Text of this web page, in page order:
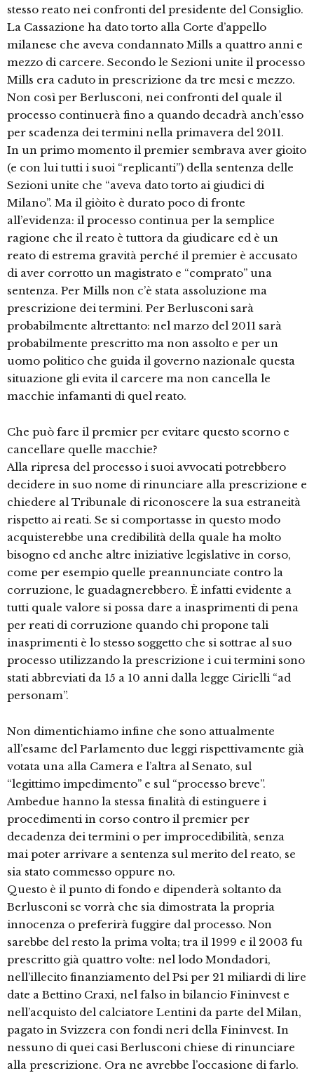
stesso reato nei confronti del presidente del Consiglio.
La Cassazione ha dato torto alla Corte d’appello
milanese che aveva condannato Mills a quattro anni e
mezzo di carcere. Secondo le Sezioni unite il processo
Mills era caduto in prescrizione da tre mesi e mezzo.
Non così per Berlusconi, nei confronti del quale il
processo continuerà fino a quando decadrà anch’esso
per scadenza dei termini nella primavera del 2011.
In un primo momento il premier sembrava aver gioito
(e con lui tutti i suoi “replicanti”) della sentenza delle
Sezioni unite che “aveva dato torto ai giudici di
Milano”. Ma il giòito è durato poco di fronte
all’evidenza: il processo continua per la semplice
ragione che il reato è tuttora da giudicare ed è un
reato di estrema gravità perché il premier è accusato
di aver corrotto un magistrato e “comprato” una
sentenza. Per Mills non c’è stata assoluzione ma
prescrizione dei termini. Per Berlusconi sarà
probabilmente altrettanto: nel marzo del 2011 sarà
probabilmente prescritto ma non assolto e per un
uomo politico che guida il governo nazionale questa
situazione gli evita il carcere ma non cancella le
macchie infamanti di quel reato.
Che può fare il premier per evitare questo scorno e
cancellare quelle macchie?
Alla ripresa del processo i suoi avvocati potrebbero
decidere in suo nome di rinunciare alla prescrizione e
chiedere al Tribunale di riconoscere la sua estraneità
rispetto ai reati. Se si comportasse in questo modo
acquisterebbe una credibilità della quale ha molto
bisogno ed anche altre iniziative legislative in corso,
come per esempio quelle preannunciate contro la
corruzione, le guadagnerebbero. È infatti evidente a
tutti quale valore si possa dare a inasprimenti di pena
per reati di corruzione quando chi propone tali
inasprimenti è lo stesso soggetto che si sottrae al suo
processo utilizzando la prescrizione i cui termini sono
stati abbreviati da 15 a 10 anni dalla legge Cirielli “ad
personam”.
Non dimentichiamo infine che sono attualmente
all’esame del Parlamento due leggi rispettivamente già
votata una alla Camera e l’altra al Senato, sul
“legittimo impedimento” e sul “processo breve”.
Ambedue hanno la stessa finalità di estinguere i
procedimenti in corso contro il premier per
decadenza dei termini o per improcedibilità, senza
mai poter arrivare a sentenza sul merito del reato, se
sia stato commesso oppure no.
Questo è il punto di fondo e dipenderà soltanto da
Berlusconi se vorrà che sia dimostrata la propria
innocenza o preferirà fuggire dal processo. Non
sarebbe del resto la prima volta; tra il 1999 e il 2003 fu
prescritto già quattro volte: nel lodo Mondadori,
nell’illecito finanziamento del Psi per 21 miliardi di lire
date a Bettino Craxi, nel falso in bilancio Fininvest e
nell’acquisto del calciatore Lentini da parte del Milan,
pagato in Svizzera con fondi neri della Fininvest. In
nessuno di quei casi Berlusconi chiese di rinunciare
alla prescrizione. Ora ne avrebbe l’occasione di farlo.